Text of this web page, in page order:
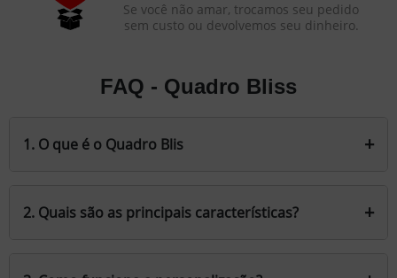
Se você não amar, trocamos seu pedido
sem custo ou devolvemos seu dinheiro.
FAQ - Quadro Bliss
1. O que é o Quadro Blis +
projetado para transformar seu ambiente com
cores vibrantes e acabamento brilho intenso,
2. Quais são as principais características? +
de 3mm com vinil impermeável premium.